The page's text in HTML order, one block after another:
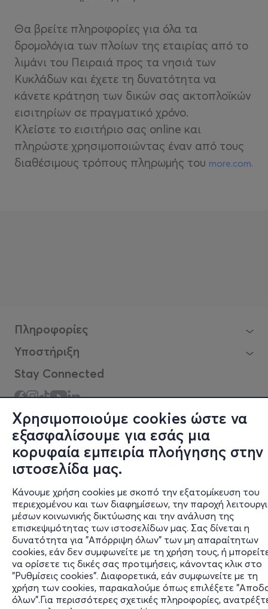
Χρησιμοποιούμε cookies ώστε να
εξασφαλίσουμε για εσάς μια
κορυφαία εμπειρία πλοήγησης στην
ιστοσελίδα μας.
Κάνουμε χρήση cookies με σκοπό την εξατομίκευση του
περιεχομένου και των διαφημίσεων, την παροχή
μέσων κοινωνικής δικτύωσης και την ανάλυση της
επισκεψιμότητας των ιστοσελίδων μας. Σας δίνεται η
δυνατότητα για "Απόρριψη όλων" των μη απαραίτητων
cookies, εάν δεν συμφωνείτε με τη χρήση τους, ή
να ορίσετε τις δικές σας προτιμήσεις, κάνοντας κλικ στο
"Ρυθμίσεις cookies". Διαφορετικά, εάν συμφωνείτε με τη
χρήση των cookies, παρακαλούμε όπως επιλέξετε
όλων".Για περισσότερες σχετικές πληροφορίες,
Θα βρείτε πληροφορίες για όλα τα
δρομολόγια των πλοίων της εταιρίας από το
λιμάνι του Πειραιά προς τα νησιά των
Κυκλάδων και έχετε τη δυνατότητα να
κάνετε κράτηση των δικών σας ακτοπλοϊκών
εισιτηρίων σε πραγματικό χρόνο.
Κλείστε το εισιτήριο σας online και
πληρώστε χρησιμοποιώντας έναν από τους
διαθέσιμους τρόπους πληρωμής του more.com.
Φυσικά σημεία
Πληροφορίες
Υποστήριξη
Stay Connected
Mobile app
Αδειοδοτημένο Γραφείο Γενικού Τουρισμού (Σήμα
Λειτουργίας ΕΟΤ: 0259Ε60000449100)
© 2026 more.com